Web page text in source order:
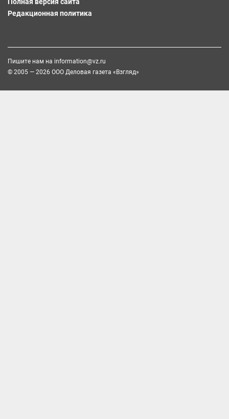
Полная версия сайта
Редакционная политика
Пишите нам на information@vz.ru
© 2005 — 2026 ООО Деловая газета «Взгляд»